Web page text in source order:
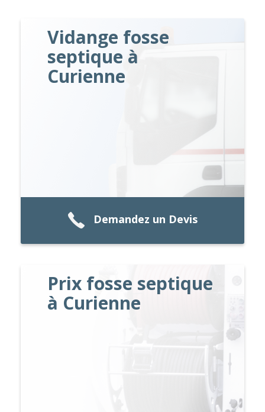
Vidange fosse
septique à
Curienne
Demandez un Devis
Prix fosse septique
à Curienne